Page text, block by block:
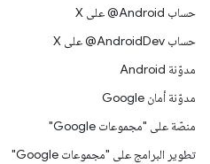
حساب ‎@Android على X
حساب ‎@AndroidDev على X
مدوّنة Android
مدوّنة أمان Google
منصّة على "مجموعات Google"
تطوير البرامج على "مجموعات Google"